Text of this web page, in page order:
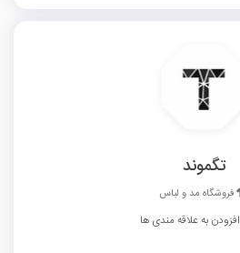
تگموند
فروشگاه مد و لباس
افزودن به علاقه مندی ها